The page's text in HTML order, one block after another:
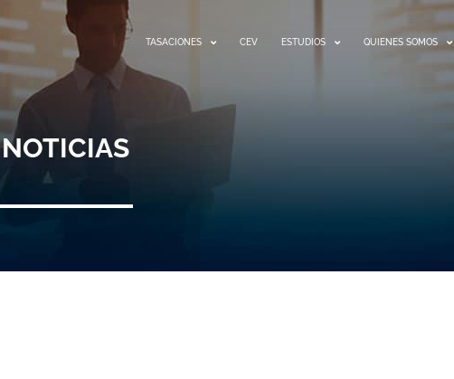
TASACIONES CEV ESTUDIOS QUIENES SOMOS
NOTICIAS